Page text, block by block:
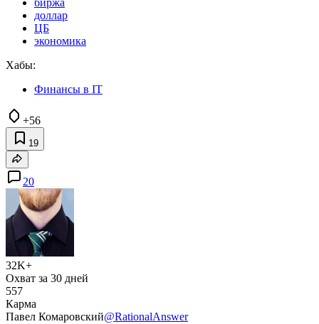
биржа
доллар
ЦБ
экономика
Хабы:
Финансы в IT
+56
19
20
32K+
Охват за 30 дней
557
Карма
Павел Комаровский@RationalAnswer